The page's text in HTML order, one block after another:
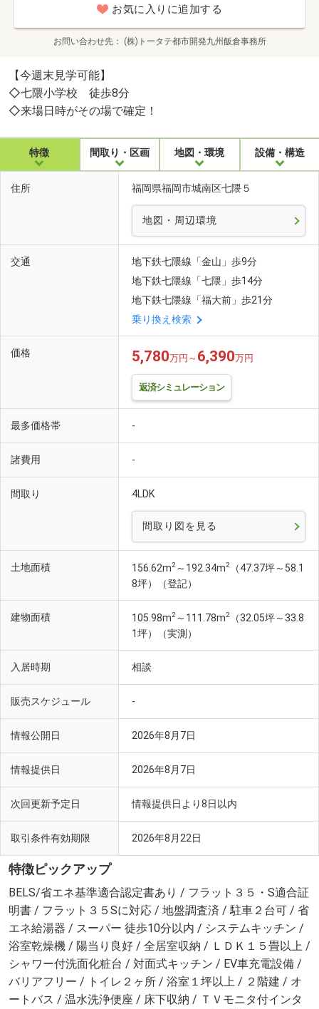
お気に入りに追加する
お問い合わせ先 (株)トータテ都市開発九州飯倉事務所
【今週末見学可能】
◇七隈小学校 徒歩8分
◇来場日時がその場で確定！
特徴 間取り・区画 地図・環境 設備・構造
住所 福岡県福岡市城南区七隈５
地図・周辺環境
交通
地下鉄七隈線「金山」歩9分
地下鉄七隈線「七隈」歩14分
地下鉄七隈線「福大前」歩21分
乗り換え検索
価格 5,780万円～ 6,390万円
返済シミュレーション
最多価格帯 -
諸費用 -
間取り 4LDK
間取り図を見る
土地面積 156.62m2 ～192.34m2
（47.37坪～58.1
8坪）（登記）
建物面積 105.98m2 ～111.78m2
（32.05坪～33.8
1坪）（実測）
入居時期 相談
販売スケジュール -
情報公開日 2026年8月7日
情報提供日 2026年8月7日
次回更新予定日 情報提供日より8日以内
取引条件有効期限 2026年8月22日
特徴ピックアップ
BELS/省エネ基準適合認定書あり / フラット３５・S適合証
明書 / フラット３５Sに対応 / 地盤調査済 / 駐車２台可 / 省
エネ給湯器 / スーパー 徒歩10分以内 / システムキッチン /
浴室乾燥機 / 陽当り良好 / 全居室収納 / ＬＤＫ１５畳以上 /
シャワー付洗面化粧台 / 対面式キッチン / EV車充電設備 /
バリアフリー / トイレ２ヶ所 / 浴室１坪以上 / ２階建 / オ
ートバス / 温水洗浄便座 / 床下収納 / ＴＶモニタ付インタ